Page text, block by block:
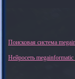
Поисковая система
Нейросеть megainformatic